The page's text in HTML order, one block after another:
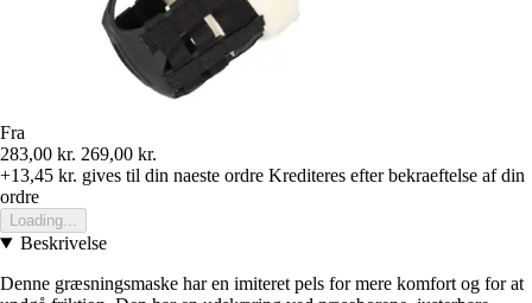
Fra
283,00 kr. 269,00 kr.
+13,45 kr. gives til din naeste ordre Krediteres efter bekraeftelse af din
ordre
Loading...
Beskrivelse
Denne græsningsmaske har en imiteret pels for mere komfort og for at